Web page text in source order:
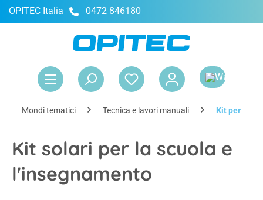
principale
OPITEC Italia 0472 846180
Mondi tematici Tecnica e lavori manuali Kit per
Kit solari per la scuola e
l'insegnamento